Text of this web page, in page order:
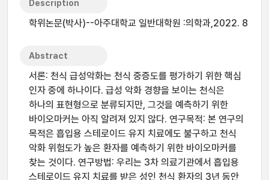
Description
학위논문(박사)--아주대학교 일반대학원 :의학과,2022. 8
Abstract
서론: 천식 급성악화는 천식 중증도를 평가하기 위한 핵심
인자 중에 하나이다. 급성 악화 경향을 보이는 천식은
하나의 표현형으로 분류되지만, 그것을 예측하기 위한
바이오마커는 아직 알려져 있지 않다. 연구목적: 본 연구의
목적은 흡입용 스테로이드 유지 치료에도 불구하고 천식
악화 위험도가 높은 환자를 예측하기 위한 바이오마커를
찾는 것이다. 연구방법: 우리는 3차 의료기관에서 흡입용
스테로이드 유지 치료를 받은 성인 천식 환자의 3년 동안